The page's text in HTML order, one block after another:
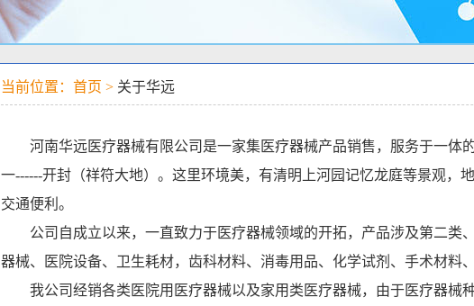
当前位置：首页 > 关于华远
河南华远医疗器械有限公司是一家集医疗器械产品销售，服务于一体
一------开封（祥符大地）。这里环境美，有清明上河园记忆龙庭等景观，
交通便利。
公司自成立以来，一直致力于医疗器械领域的开拓，产品涉及第二类
器械、医院设备、卫生耗材，齿科材料、消毒用品、化学试剂、手术材料
我公司经销各类医院用医疗器械以及家用类医疗器械，由于医疗器械